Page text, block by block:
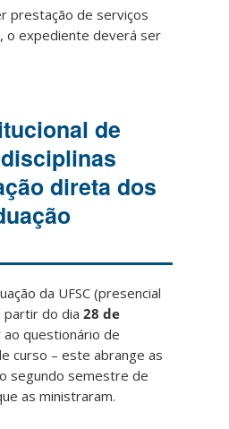
prestação de serviços
o expediente deverá ser
de
direta dos
da UFSC (presencial
partir do dia28 de
questionário de
curso – este abrange as
segundo semestre de
as ministraram.